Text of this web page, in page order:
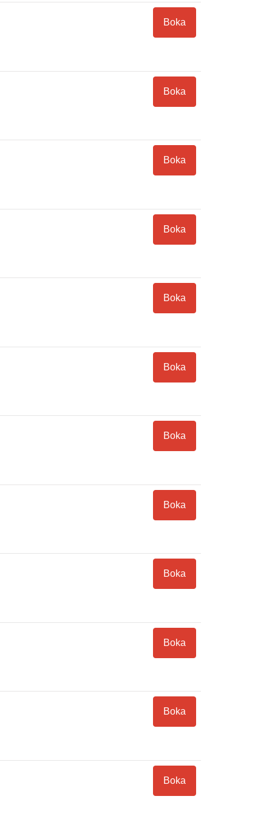
Boka
Boka
Boka
Boka
Boka
Boka
Boka
Boka
Boka
Boka
Boka
Boka